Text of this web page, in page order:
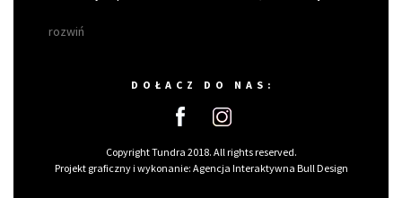
rozwiń
DOŁACZ DO NAS:
Copyright Tundra 2018. All rights reserved.
Projekt graficzny i wykonanie: Agencja Interaktywna Bull Design